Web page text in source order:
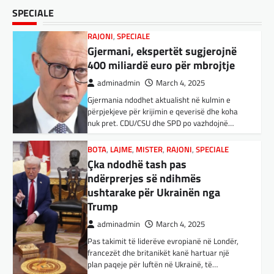
SPECIALE
ndërprerjes së ndihmës
ushtarake për Ukrainën nga
Trump
adminadmin March 4, 2025
Pas takimit të liderëve evropianë në Londër,
francezët dhe britanikët kanë hartuar një
plan paqeje për luftën në Ukrainë, të…
BOTA,KRONIKË E ZEZË,LAJME,
MË TË FUNDIT,MISTER,RAJONI,SPECIALE
TOP
Trump ndërpreu ndihmën
ushtarake, kryeministri i
Ukrainës: Të vendosur për
vazhdimin e bashkëpunimit me
SHBA!
adminadmin March 4, 2025
Kryeministri i Ukrainës thotë se vendi i tij
Nga Preç Zogaj Me rikthimin e bujshëm në
Shtëpinë e Bardhë, Presidenti Tramp po e
trondit status-quonë ndërkombëtare të
miqësive,…
FUN,KULTURË, LAJME,MISTER,OPINIONE
SPECIALE
Kuvendi i Lezhës dhe konteksti
aktual gjeopolitik i shqiptarëve
Kuvendi i Lezhës i vitit 1444 është një ngjarje
historike që edhe sot prodhon mesazhe
rëndësishme për kombin shqiptar. Ky…
BOTA,KULTURË
OPINIONE,RAJONI, SPECIALE,TOP
E megjithatë Amerika është
opsioni më i mirë për shqiptarët
adminadmin March 3, 2025